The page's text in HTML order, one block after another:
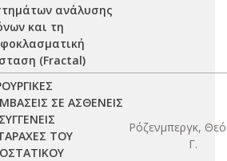
ανάλυσης
και τη
(Fractal)
ΣΕ ΑΣΘΕΝΕΙΣ
ΤΟΥ
Ρόζενμπεργκ,
Γ.